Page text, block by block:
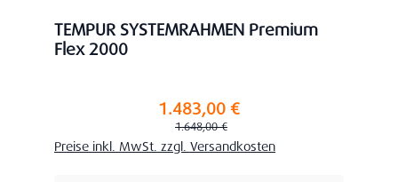
TEMPUR SYSTEMRAHMEN Premium
Flex 2000
Verkaufspreis:1.483,00 €
Regulärer Preis:
1.648,00 €
Preise inkl. MwSt. zzgl. Versandkosten